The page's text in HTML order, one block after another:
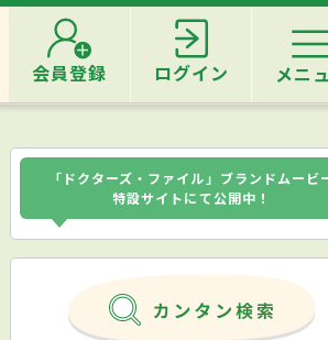
会員登録 ログイン メニ
「ドクターズ・ファイル」ブランドムービ
特設サイトにて公開中！